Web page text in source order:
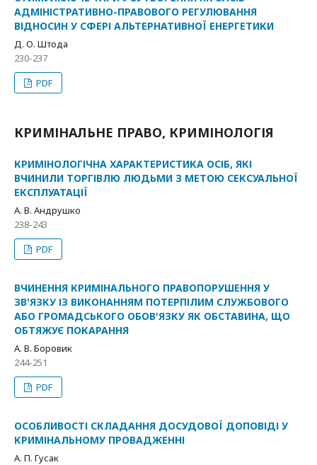
АДМІНІСТРАТИВНО-ПРАВОВОГО РЕГУЛЮВАННЯ
ВІДНОСИН У СФЕРІ АЛЬТЕРНАТИВНОЇ ЕНЕРГЕТИКИ
Д. О. Штода
230-237
PDF
КРИМІНАЛЬНЕ ПРАВО, КРИМІНОЛОГІЯ
КРИМІНОЛОГІЧНА ХАРАКТЕРИСТИКА ОСІБ, ЯКІ
ВЧИНИЛИ ТОРГІВЛЮ ЛЮДЬМИ З МЕТОЮ СЕКСУАЛЬНОЇ
ЕКСПЛУАТАЦІЇ
А. В. Андрушко
238-243
PDF
ВЧИНЕННЯ КРИМІНАЛЬНОГО ПРАВОПОРУШЕННЯ У
ЗВ'ЯЗКУ ІЗ ВИКОНАННЯМ ПОТЕРПІЛИМ СЛУЖБОВОГО
АБО ГРОМАДСЬКОГО ОБОВ'ЯЗКУ ЯК ОБСТАВИНА, ЩО
ОБТЯЖУЄ ПОКАРАННЯ
А. В. Боровик
244-251
PDF
ОСОБЛИВОСТІ СКЛАДАННЯ ДОСУДОВОЇ ДОПОВІДІ У
КРИМІНАЛЬНОМУ ПРОВАДЖЕННІ
А. П. Гусак